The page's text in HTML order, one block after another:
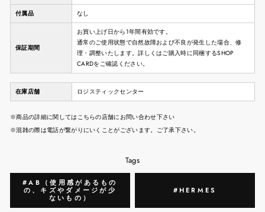
付属品 なし
保証期間
お買い上げ日から1年間有効です。
通常のご使用状態で自然故障および不良が発生した場合、修
理・調整いたします。詳しくはご購入時に同梱するSHOP
CARDをご確認ください。
在庫店舗 ロジスティックセンター
※商品の詳細に関してはこちらの店舗にお問い合わせ下さい
※混雑の際は電話が繋がりにいくことがございます。ご了承下さい。
Tags
#AB（使用感があるもの
の、キズやダメージが少
ないもの）
#HERMES